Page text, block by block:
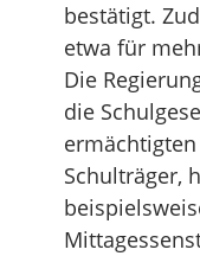
bestätigt.
etwa für
Die
die
Schulträger,